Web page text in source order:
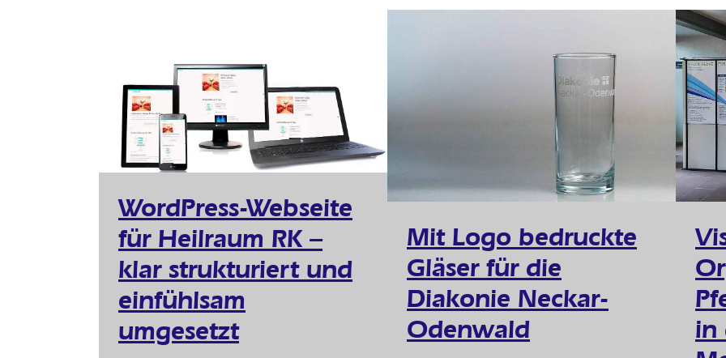
WordPress-Webseite
für Heilraum RK –
klar strukturiert und
einfühlsam
umgesetzt
Mit Logo bedruckte
Gläser für die
Diakonie Neckar-
Odenwald
in